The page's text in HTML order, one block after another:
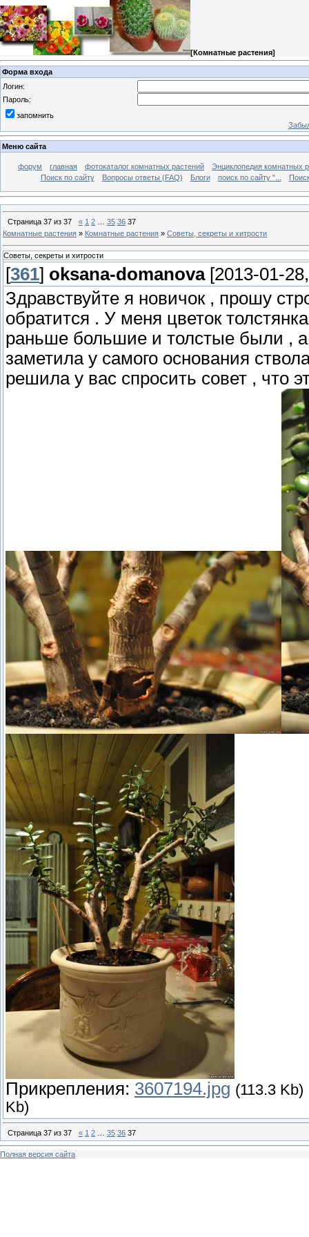
[Комнатные растения]
Форма входа
Логин:
Пароль:
запомнить
Меню сайта
форум главная фотокаталог комнатных растений
Энциклопедия комнатных
Поиск по сайту
Вопросы ответы (FAQ) Блоги поиск по сайту "...
Страница 37 из 37 « 1 2 35 36 37
Комнатные растения » Комнатные растения » Советы, секреты и хитрости
Советы, секреты и хитрости
[361] oksana-domanova[2013-01-
Здравствуйте я новичок , прошу
обратится . У меня цветок
раньше большие и толстые были ,
заметила у самого основания
решила у вас спросить совет , что
Прикрепления: 3607194.jpg (113.3 Kb)
Kb)
Страница 37 из 37 « 1 2 35 36 37
Полная версия сайта